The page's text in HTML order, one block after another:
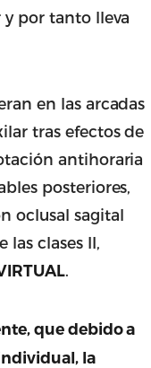
por tanto lleva
en las arcadas
tras efectos de
antihoraria
posteriores,
oclusal sagital
clases II,
.
que debido a
la